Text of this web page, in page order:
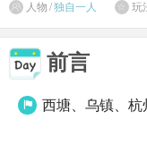
 人物 /独自一人  玩
前言
 西塘、乌镇、杭